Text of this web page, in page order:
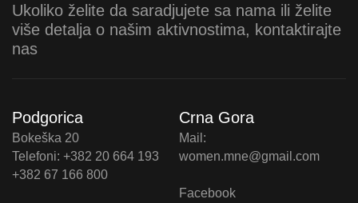
Ukoliko želite da saradjujete sa nama ili želite
više detalja o našim aktivnostima, kontaktirajte
nas
Podgorica
Bokeška 20
Telefoni: +382 20 664 193
+382 67 166 800
Crna Gora
Mail:
women.mne@gmail.com
Facebook